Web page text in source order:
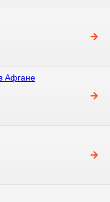
Афгане